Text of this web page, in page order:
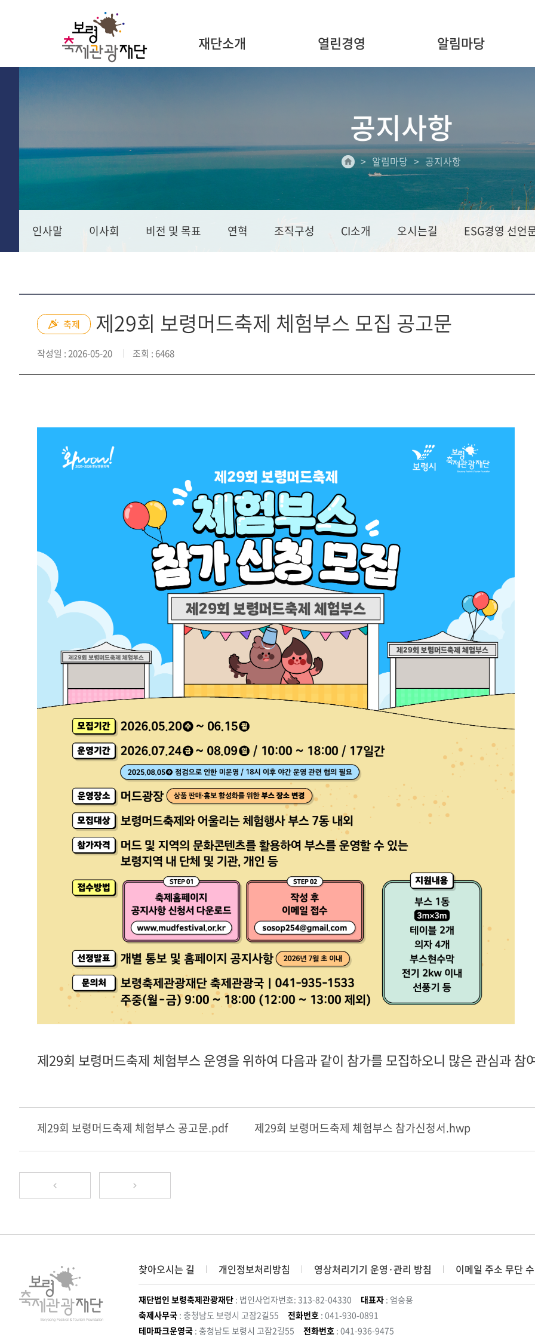
재단소개 열린경영 알림마당
공지사항
알림마당 공지사항
인사말 이사회 비전 및 목표 연혁 조직구성 CI소개 오시는길 ESG경영 선언
축제 제29회 보령머드축제 체험부스 모집 공고문
작성일 : 2026-05-20 조회 : 6468
제29회 보령머드축제 체험부스 운영을 위하여 다음과 같이 참가를 모집하오니 많은 관심과 참
제29회 보령머드축제 체험부스 공고문.pdf 제29회 보령머드축제 체험부스 참가신청서.hwp
찾아오시는 길 개인정보처리방침 영상처리기기 운영·관리 방침 이메일 주소 무단
재단법인 보령축제관광재단 : 법인사업자번호: 313-82-04330 대표자 : 엄승용
축제사무국 : 충청남도 보령시 고잠2길55 전화번호 : 041-930-0891
테마파크운영국 : 충청남도 보령시 고잠2길55 전화번호 : 041-936-9475